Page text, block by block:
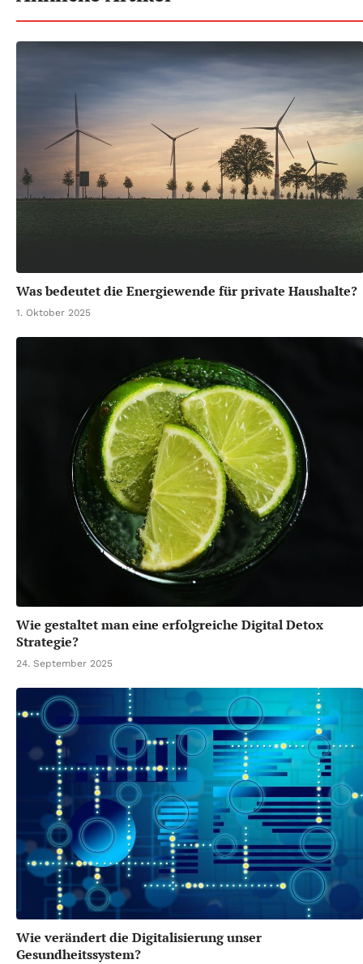
Was bedeutet die Energiewende für private Haushalte?
1. Oktober 2025
Wie gestaltet man eine erfolgreiche Digital Detox
Strategie?
24. September 2025
Wie verändert die Digitalisierung unser
Gesundheitssystem?